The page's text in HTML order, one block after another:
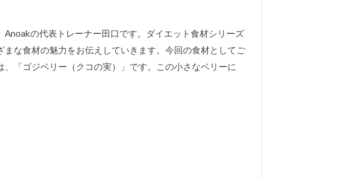
Anoakの代表トレーナー田口です。ダイエット食材シリーズ
まな食材の魅力をお伝えしていきます。今回の食材としてご
、「ゴジベリー（クコの実）」です。この小さなベリーに